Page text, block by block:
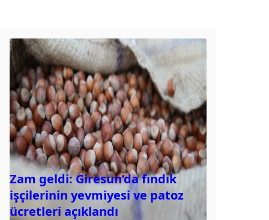
Zam geldi: Giresun’da fındık
işçilerinin yevmiyesi ve patoz
ücretleri açıklandı